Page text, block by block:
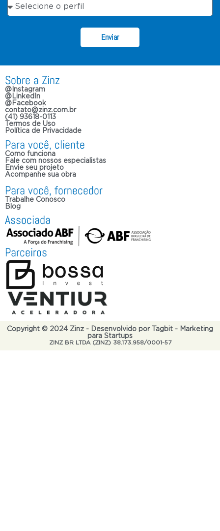
Enviar
Sobre a Zinz
@Instagram
@LinkedIn
@Facebook
contato@zinz.com.br
(41) 93618-0113
Termos de Uso
Política de Privacidade
Para você, cliente
Como funciona
Fale com nossos especialistas
Envie seu projeto
Acompanhe sua obra
Para você, fornecedor
Trabalhe Conosco
Blog
Associada
Parceiros
Copyright © 2024 Zinz - Desenvolvido por Tagbit - Marketing
para Startups
ZINZ BR LTDA (ZINZ) 38.173.958/0001-57